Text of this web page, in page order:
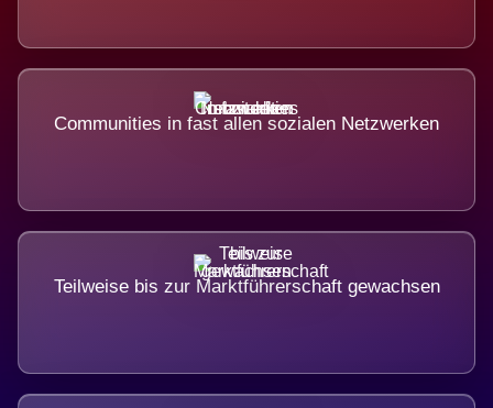
Communities in fast allen sozialen Netzwerken
Teilweise bis zur Marktführerschaft gewachsen